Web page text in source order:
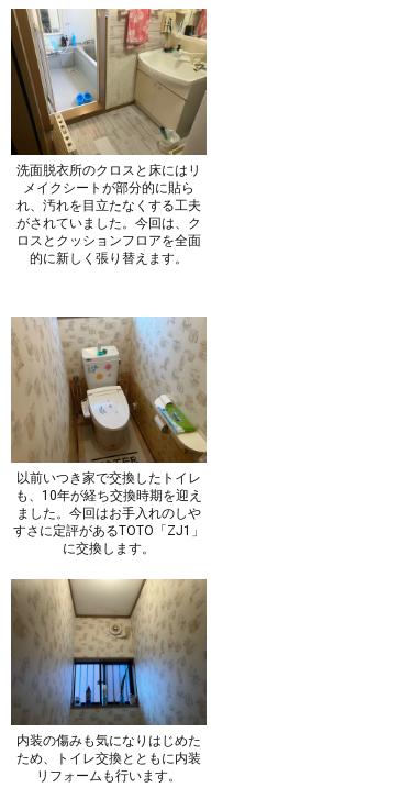
洗面脱衣所のクロスと床にはリ
メイクシートが部分的に貼ら
れ、汚れを目立たなくする工夫
がされていました。今回は、ク
ロスとクッションフロアを全面
的に新しく張り替えます。
以前いつき家で交換したトイレ
も、10年が経ち交換時期を迎え
ました。今回はお手入れのしや
すさに定評があるTOTO「ZJ1」
に交換します。
内装の傷みも気になりはじめた
ため、トイレ交換とともに内装
リフォームも行います。